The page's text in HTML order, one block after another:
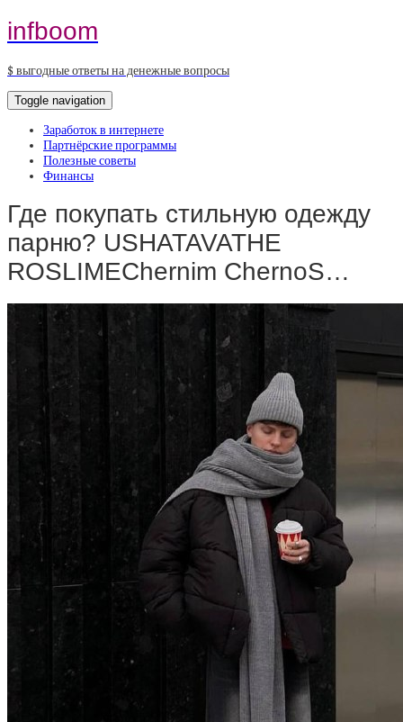
infboom
$ выгодные ответы на денежные вопросы
Toggle navigation
Заработок в интернете
Партнёрские программы
Полезные советы
Финансы
Где покупать стильную одежду
парню? USHATAVATHE
ROSLIMEChernim ChernoS…